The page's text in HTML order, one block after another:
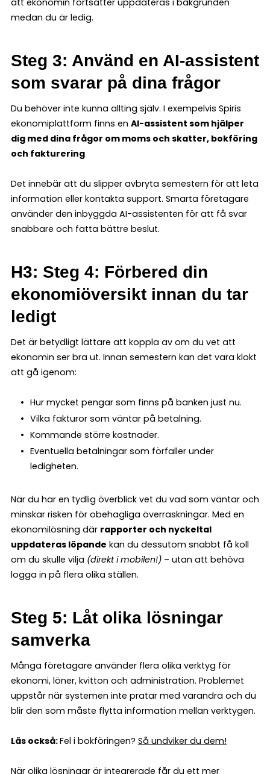
medan du är ledig.
Steg 3: Använd en AI-assistent
som svarar på dina frågor
Du behöver inte kunna allting själv. I exempelvis Spiris
ekonomiplattform finns en AI-assistent som hjälper
dig med dina frågor om moms och skatter, bokföring
och fakturering
Det innebär att du slipper avbryta semestern för att leta
information eller kontakta support. Smarta företagare
använder den inbyggda AI-assistenten för att få svar
snabbare och fatta bättre beslut.
H3: Steg 4: Förbered din
ekonomiöversikt innan du tar
ledigt
Det är betydligt lättare att koppla av om du vet att
ekonomin ser bra ut. Innan semestern kan det vara klokt
att gå igenom:
Hur mycket pengar som finns på banken just nu.
Vilka fakturor som väntar på betalning.
Kommande större kostnader.
Eventuella betalningar som förfaller under
ledigheten.
När du har en tydlig överblick vet du vad som väntar och
minskar risken för obehagliga överraskningar. Med en
ekonomilösning där rapporter och nyckeltal
uppdateras löpande kan du dessutom snabbt få koll
om du skulle vilja (direkt i mobilen!) – utan att behöva
logga in på flera olika ställen.
Steg 5: Låt olika lösningar
samverka
Många företagare använder flera olika verktyg för
ekonomi, löner, kvitton och administration. Problemet
uppstår när systemen inte pratar med varandra och du
blir den som måste flytta information mellan verktygen.
Läs också:Fel i bokföringen? Så undviker du dem!
När olika lösningar är integrerade får du ett mer